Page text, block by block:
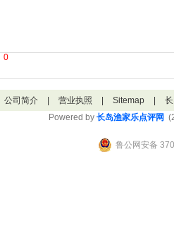
0
公司简介 营业执照 Sitemap
Powered by 长岛渔家乐点评网
鲁公网安备